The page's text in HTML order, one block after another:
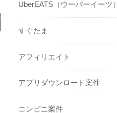
UberEATS（ウーバーイーツ）
すぐたま
アフィリエイト
アプリダウンロード案件
コンビニ案件